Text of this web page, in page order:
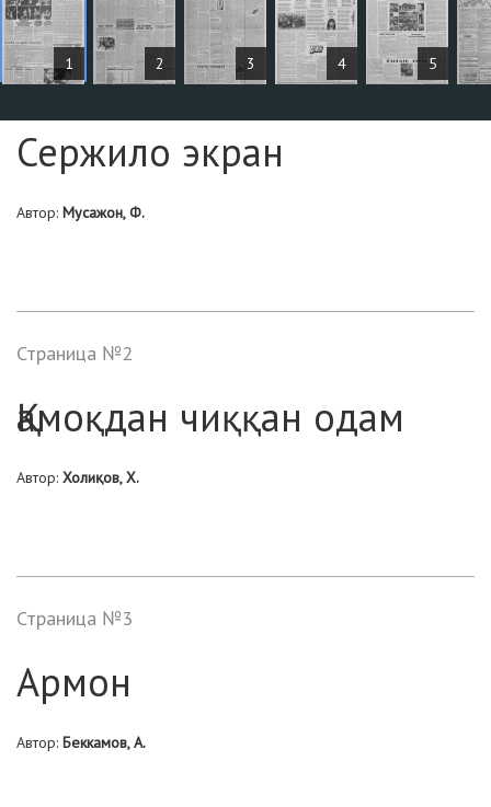
1 2 3 4 5
СТАТЬИ
Страница №1
Сержило экран
Автор: Мусажон, Ф.
Страница №2
Қамоқдан чиққан одам
Автор: Холиқов, Х.
Страница №3
Армон
Автор: Беккамов, А.